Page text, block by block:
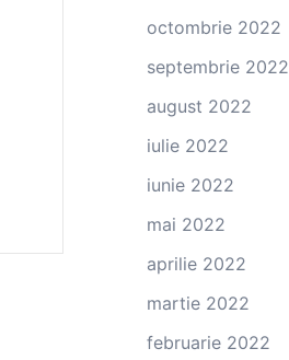
octombrie 2022
septembrie 2022
august 2022
iulie 2022
iunie 2022
mai 2022
aprilie 2022
martie 2022
februarie 2022